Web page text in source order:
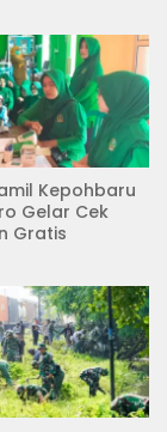
Kepohbaru
Gelar Cek
Gratis